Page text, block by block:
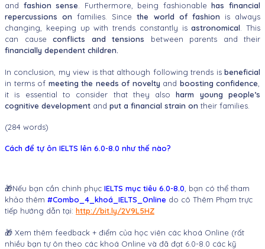
and fashion sense. Furthermore, being fashionablehas financial
repercussions on families. Sincethe world of fashion is always
changing, keeping up with trends constantly isastronomical. This
can cause conflicts and tensions between parents and their
financially dependent children.
In conclusion, my view is that although following trends is beneficial
in terms of meeting the needs of novelty and boosting confidence
it is essential to consider that they alsoharm young people’s
cognitive development and put a financial strain on their families.
(284 words)
Cách để tự ôn IELTS lên 6.0-8.0 như thế nào?
🎁Nếu bạn cần chinh phục IELTS mục tiêu 6.0-8.0, bạn có thể tham
khảo thêm #Combo_4_khoá_IELTS_Online do cô Thêm Phạm trực
tiếp hướng dẫn tại: http://bit.ly/2V9L5HZ
🎁 Xem thêm feedback + điểm của học viên các khoá Online (rất
nhiều bạn tự ôn theo các khoá Online và đã đạt 6.0-8.0 các kỹ